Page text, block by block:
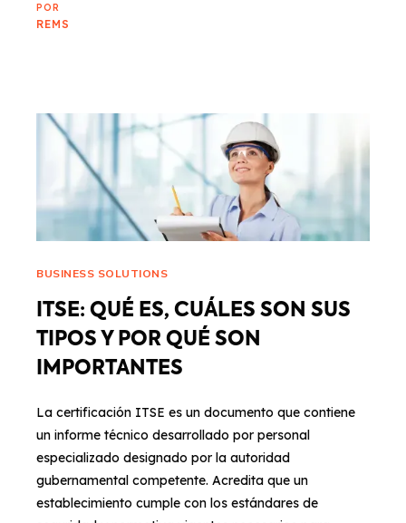
POR
REMS
BUSINESS SOLUTIONS
ITSE: QUÉ ES, CUÁLES SON SUS
TIPOS Y POR QUÉ SON
IMPORTANTES
La certificación ITSE es un documento que contiene
un informe técnico desarrollado por personal
especializado designado por la autoridad
gubernamental competente. Acredita que un
establecimiento cumple con los estándares de